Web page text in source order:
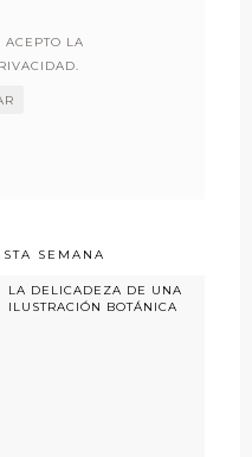
LA
.
SEMANA
LA DELICADEZA DE UNA
ILUSTRACIÓN BOTÁNICA